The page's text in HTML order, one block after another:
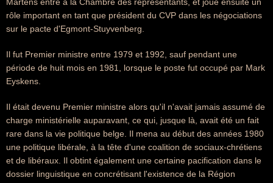
rôle important en tant que président du CVP dans les négociations
sur le pacte d'Egmont-Stuyvenberg.
Il fut Premier ministre entre 1979 et 1992, sauf pendant une
période de huit mois en 1981, lorsque le poste fut occupé par Mark
Eyskens.
Il était devenu Premier ministre alors qu'il n'avait jamais assumé de
charge ministérielle auparavant, ce qui, jusque là, avait été un fait
rare dans la vie politique belge. Il mena au début des années 1980
une politique libérale, à la tête d'une coalition de sociaux-chrétiens
et de libéraux. Il obtint également une certaine pacification dans le
dossier linguistique en concrétisant l'existence de la Région